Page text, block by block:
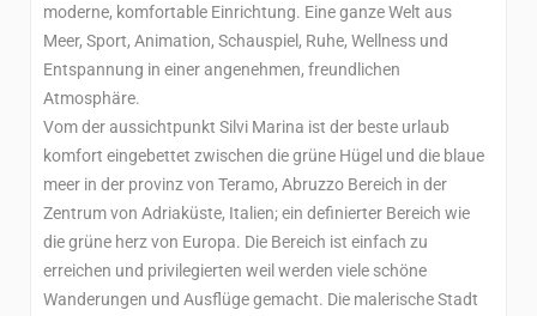
moderne, komfortable Einrichtung. Eine ganze Welt aus
Meer, Sport, Animation, Schauspiel, Ruhe, Wellness und
Entspannung in einer angenehmen, freundlichen
Atmosphäre.
Vom der aussichtpunkt Silvi Marina ist der beste urlaub
komfort eingebettet zwischen die grüne Hügel und die blaue
meer in der provinz von Teramo, Abruzzo Bereich in der
Zentrum von Adriaküste, Italien; ein definierter Bereich wie
die grüne herz von Europa. Die Bereich ist einfach zu
erreichen und privilegierten weil werden viele schöne
Wanderungen und Ausflüge gemacht. Die malerische Stadt